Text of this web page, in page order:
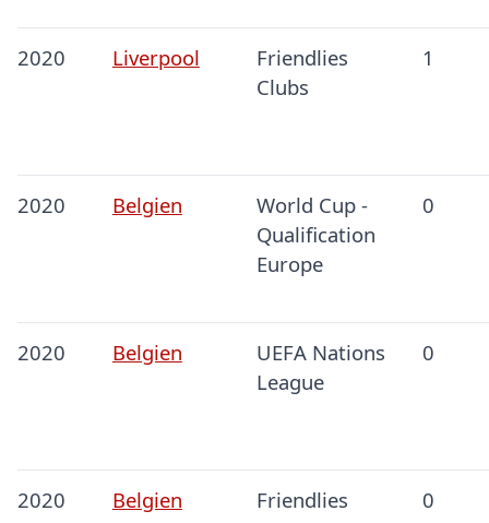
2020 Liverpool
Friendlies
Clubs
1
2020 Belgien
World Cup -
Qualification
Europe
0
2020 Belgien
UEFA Nations
League
0
2020 Belgien Friendlies 0